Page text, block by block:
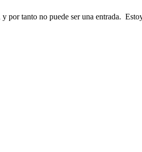
y por tanto no puede ser una entrada.